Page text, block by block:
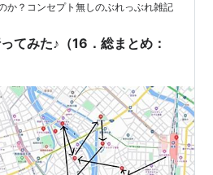
か？コンセプト無しのぶれっぶれ雑記
てみた♪（16．総まとめ：